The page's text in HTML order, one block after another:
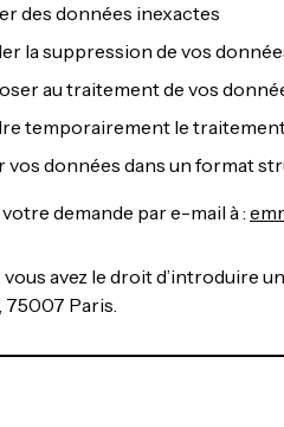
des données inexactes
la suppression de vos
au traitement de vos
temporairement le
vos données dans un format
demande par e-mail à :
avez le droit d’introduire
75007 Paris.